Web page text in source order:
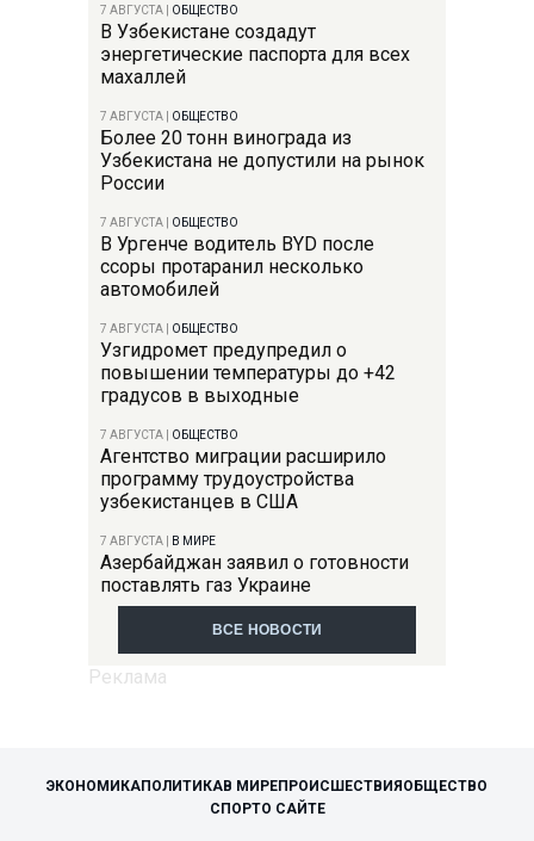
7 АВГУСТА ОБЩЕСТВО
В Узбекистане создадут
энергетические паспорта для всех
махаллей
7 АВГУСТА ОБЩЕСТВО
Более 20 тонн винограда из
Узбекистана не допустили на рынок
России
7 АВГУСТА ОБЩЕСТВО
В Ургенче водитель BYD после
ссоры протаранил несколько
автомобилей
7 АВГУСТА ОБЩЕСТВО
Узгидромет предупредил о
повышении температуры до +42
градусов в выходные
7 АВГУСТА ОБЩЕСТВО
Агентство миграции расширило
программу трудоустройства
узбекистанцев в США
7 АВГУСТА В МИРЕ
Азербайджан заявил о готовности
поставлять газ Украине
ВСЕ НОВОСТИ
ЭКОНОМИКАПОЛИТИКАВ МИРЕПРОИСШЕСТВИЯОБЩЕСТВО
СПОРТО САЙТЕ